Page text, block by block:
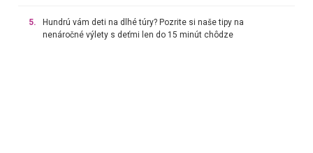
5.
Hundrú vám deti na dlhé túry? Pozrite si naše tipy na
nenáročné výlety s deťmi len do 15 minút chôdze